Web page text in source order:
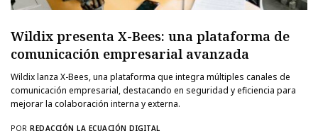
Wildix presenta X-Bees: una plataforma de
comunicación empresarial avanzada
Wildix lanza X-Bees, una plataforma que integra múltiples canales de
comunicación empresarial, destacando en seguridad y eficiencia para
mejorar la colaboración interna y externa.
POR REDACCIÓN LA ECUACIÓN DIGITAL